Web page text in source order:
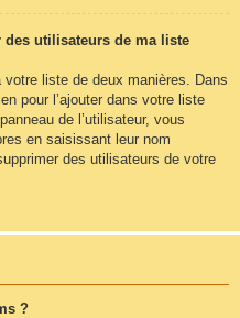
utilisateurs de ma liste
liste de deux manières. Dans
pour l’ajouter dans votre liste
de l’utilisateur, vous
en saisissant leur nom
des utilisateurs de votre
?